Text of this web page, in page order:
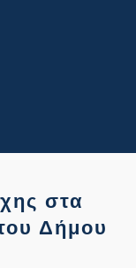
στα
Δήμου